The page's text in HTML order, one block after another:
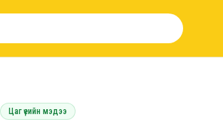
Цаг үеийн мэдээ